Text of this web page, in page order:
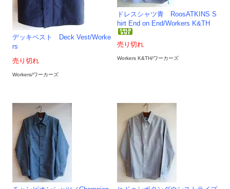
デッキベスト Deck Vest/Worke
rs
売り切れ
Workers/ワーカーズ
ドレスシャツ青 RoosATKINS S
hirt End on End/Workers K&TH
売り切れ
Workers K&TH/ワーカーズ